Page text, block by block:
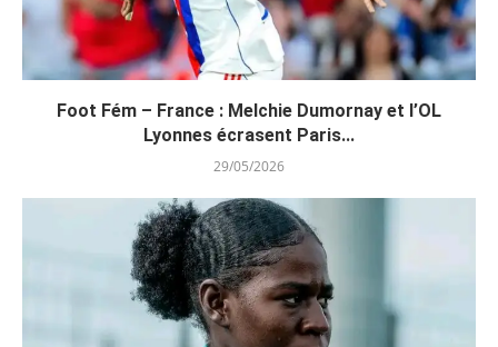
Foot Fém – France : Melchie Dumornay et l’OL
Lyonnes écrasent Paris...
29/05/2026